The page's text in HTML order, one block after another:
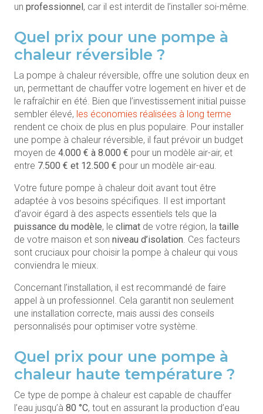
un professionnel, car il est interdit de l’installer soi-même.
Quel prix pour une pompe à
chaleur réversible ?
La pompe à chaleur réversible, offre une solution deux en
un, permettant de chauffer votre logement en hiver et de
le rafraîchir en été. Bien que l’investissement initial puisse
sembler élevé, les économies réalisées à long terme
rendent ce choix de plus en plus populaire. Pour installer
une pompe à chaleur réversible, il faut prévoir un budget
moyen de 4.000 € à 8.000 € pour un modèle air-air, et
entre 7.500 € et 12.500 € pour un modèle air-eau.
Votre future pompe à chaleur doit avant tout être
adaptée à vos besoins spécifiques. Il est important
d’avoir égard à des aspects essentiels tels que la
puissance du modèle, le climat de votre région, la taille
de votre maison et son niveau d’isolation . Ces facteurs
sont cruciaux pour choisir la pompe à chaleur qui vous
conviendra le mieux.
Concernant l’installation, il est recommandé de faire
appel à un professionnel. Cela garantit non seulement
une installation correcte, mais aussi des conseils
personnalisés pour optimiser votre système.
Quel prix pour une pompe à
chaleur haute température ?
Ce type de pompe à chaleur est capable de chauffer
l’eau jusqu’à 80 °C, tout en assurant la production d’eau